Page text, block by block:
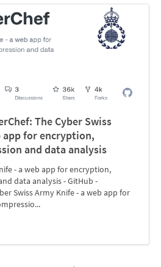
The Cyber Swiss
app for encryption,
and data analysis
- a web app for encryption,
data analysis - GitHub -
Swiss Army Knife - a web app for